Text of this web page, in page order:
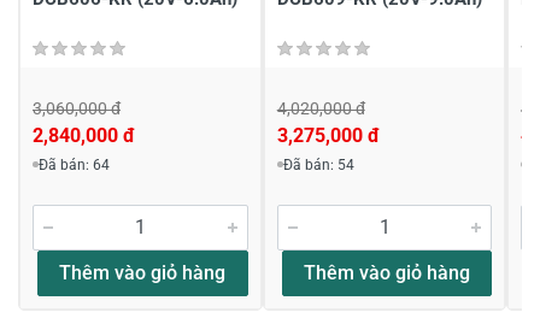
Đánh giá sao
3,060,000 đ
2,840,000 đ
Đã bán: 64
Thêm vào giỏ hàng
4,020,000 đ
3,275,000 đ
Đã bán: 54
Thêm vào giỏ hàng